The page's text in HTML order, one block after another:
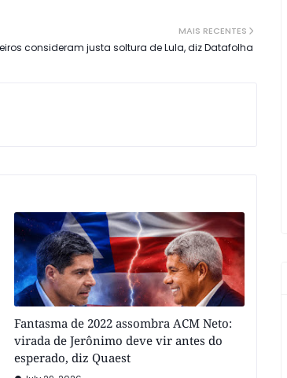
MAIS RECENTES
consideram justa soltura de Lula, diz Datafolha
Fantasma de 2022 assombra ACM Neto:
virada de Jerônimo deve vir antes do
esperado, diz Quaest